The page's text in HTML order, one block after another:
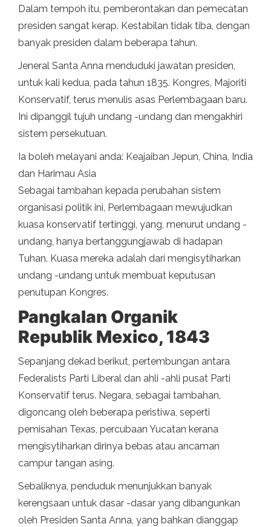
Dalam tempoh itu, pemberontakan dan pemecatan
presiden sangat kerap. Kestabilan tidak tiba, dengan
banyak presiden dalam beberapa tahun.
Jeneral Santa Anna menduduki jawatan presiden,
untuk kali kedua, pada tahun 1835. Kongres, Majoriti
Konservatif, terus menulis asas Perlembagaan baru.
Ini dipanggil tujuh undang -undang dan mengakhiri
sistem persekutuan.
Ia boleh melayani anda: Keajaiban Jepun, China, India
dan Harimau Asia
Sebagai tambahan kepada perubahan sistem
organisasi politik ini, Perlembagaan mewujudkan
kuasa konservatif tertinggi, yang, menurut undang -
undang, hanya bertanggungjawab di hadapan
Tuhan. Kuasa mereka adalah dari mengisytiharkan
undang -undang untuk membuat keputusan
penutupan Kongres.
Pangkalan Organik
Republik Mexico, 1843
Sepanjang dekad berikut, pertembungan antara
Federalists Parti Liberal dan ahli -ahli pusat Parti
Konservatif terus. Negara, sebagai tambahan,
digoncang oleh beberapa peristiwa, seperti
pemisahan Texas, percubaan Yucatan kerana
mengisytiharkan dirinya bebas atau ancaman
campur tangan asing.
Sebaliknya, penduduk menunjukkan banyak
kerengsaan untuk dasar -dasar yang dibangunkan
oleh Presiden Santa Anna, yang bahkan dianggap